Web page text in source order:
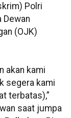
Polri
Dewan
(OJK)
akan kami
segera kami
terbatas),”
saat jumpa